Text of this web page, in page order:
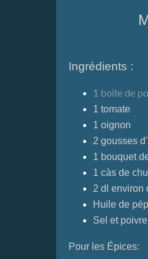
Ingrédients :
1 boîte de
1 tomate
1 oignon
2 gousses
1 bouquet
1 càs de
2 dl environ
Huile de
Sel et poivre
Pour les Épices: